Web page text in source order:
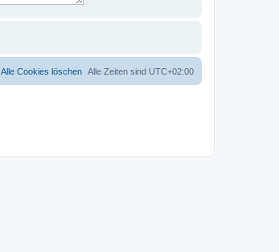
Alle Zeiten sind UTC+02:00
Alle Cookies löschen